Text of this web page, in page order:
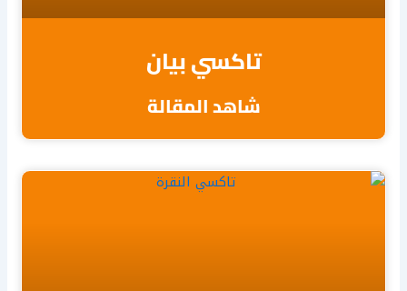
تاكسي بيان
شاهد المقالة